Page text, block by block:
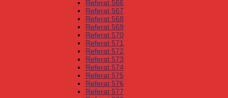
Referat 566
Referat 567
Referat 568
Referat 569
Referat 570
Referat 571
Referat 572
Referat 573
Referat 574
Referat 575
Referat 576
Referat 577